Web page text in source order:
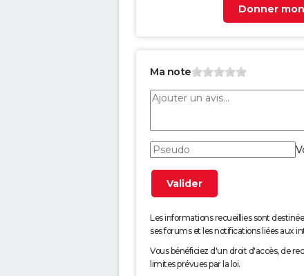
Donner
Ma note
Les informations recueillies sont
ses forums et les notifications liées aux
Vous bénéficiez d'un droit d'accès, de
limites prévues par la loi.